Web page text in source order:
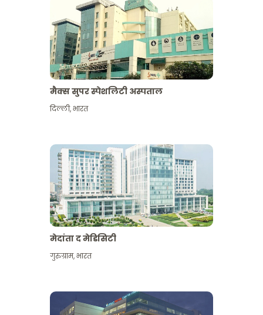
मैक्स सुपर स्पेशलिटी अस्पताल
दिल्ली,भारत
मेदांता द मेडिसिटी
गुरुग्राम,भारत